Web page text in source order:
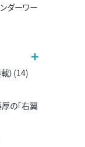
ダーワー
）(14)
の「右翼